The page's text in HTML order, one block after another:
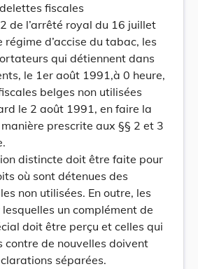
fiscales
de l’arrêté royal du 16 juillet
d’accise du tabac, les
qui détiennent dans
le 1er août 1991,à 0 heure,
belges non utilisées
le 2 août 1991, en faire la
prescrite aux §§ 2 et 3
distincte doit être faite pour
où sont détenues des
non utilisées. En outre, les
un complément de
doit être perçu et celles qui
contre de nouvelles doivent
séparées.